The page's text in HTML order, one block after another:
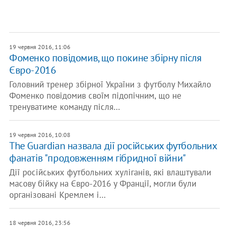
19 червня 2016, 11:06
Фоменко повідомив, що покине збірну після
Євро-2016
Головний тренер збірної України з футболу Михайло
Фоменко повідомив своїм підопічним, що не
тренуватиме команду після…
19 червня 2016, 10:08
The Guardian назвала дії російських футбольних
фанатів "продовженням гібридної війни"
Дії російських футбольних хуліганів, які влаштували
масову бійку на Євро-2016 у Франції, могли були
організовані Кремлем і…
18 червня 2016, 23:56